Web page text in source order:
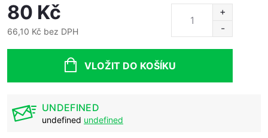
80 Kč
66,10 Kč bez DPH
VLOŽIT DO KOŠÍKU
UNDEFINED
undefined undefined